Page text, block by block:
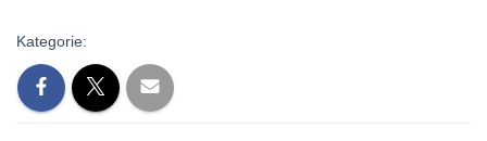
Kategorie: